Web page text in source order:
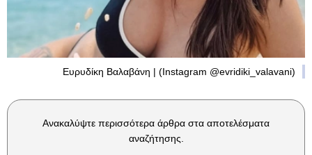
Ευρυδίκη Βαλαβάνη | (Instagram @evridiki_valavani)
Ανακαλύψτε περισσότερα άρθρα στα αποτελέσματα
αναζήτησης.